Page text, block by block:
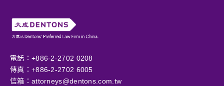
電話：+886-2-2702 0208
傳真：+886-2-2702 6005
信箱： attorneys@dentons.com.tw